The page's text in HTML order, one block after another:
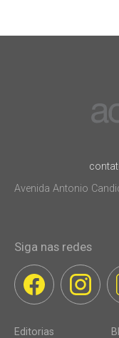
Avenida Antonio
Siga nas redes
Editorias